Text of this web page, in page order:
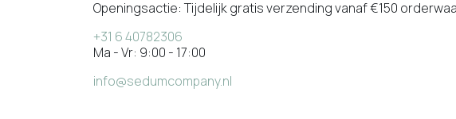
Openingsactie: Tijdelijk gratis verzending vanaf €150
+31 6 40782306
Ma - Vr: 9:00 - 17:00
info@sedumcompany.nl